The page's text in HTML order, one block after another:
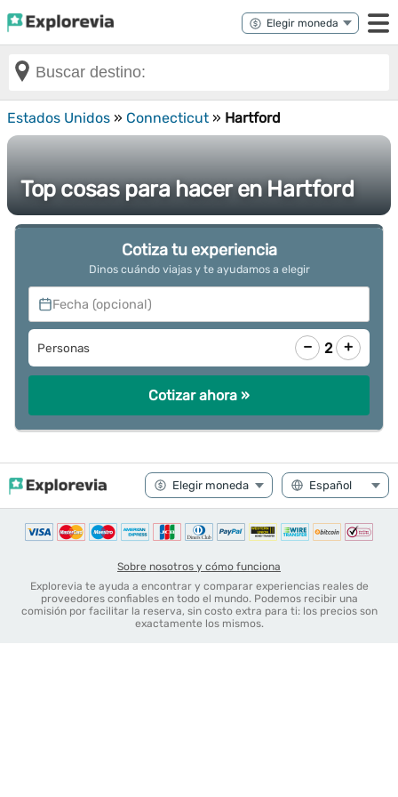
Estados Unidos » Connecticut » Hartford
Top cosas para hacer en Hartford
Cotiza tu experiencia
Dinos cuándo viajas y te ayudamos a elegir
Fecha (opcional)
Personas − 2 +
Cotizar ahora »
Sobre nosotros y cómo funciona
Explorevia te ayuda a encontrar y comparar experiencias reales de
proveedores confiables en todo el mundo. Podemos recibir una
comisión por facilitar la reserva, sin costo extra para ti: los precios son
exactamente los mismos.